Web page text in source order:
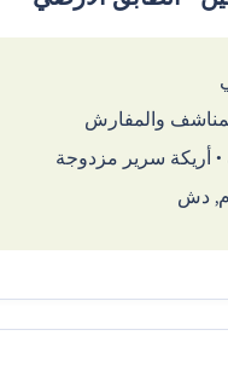
والمفارش
• أريكة سرير مزدوجة
دش